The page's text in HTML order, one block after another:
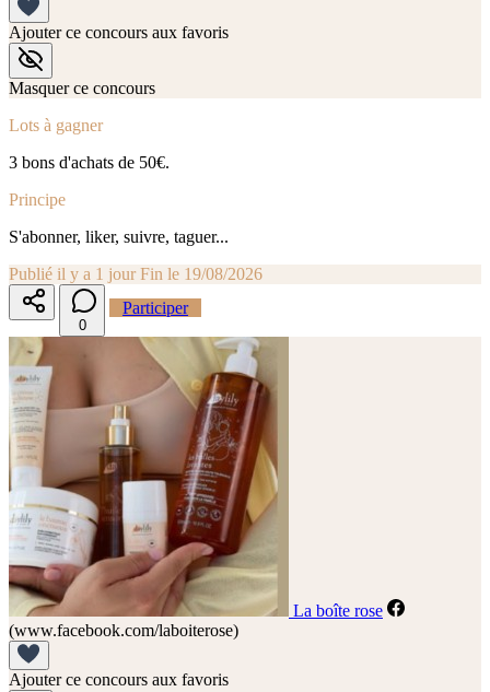
Ajouter ce concours aux favoris
Masquer ce concours
Lots à gagner
3 bons d'achats de 50€.
Principe
S'abonner, liker, suivre, taguer...
Publié il y a 1 jour Fin le 19/08/2026
0
Participer
La boîte rose
(www.facebook.com/laboiterose)
Ajouter ce concours aux favoris